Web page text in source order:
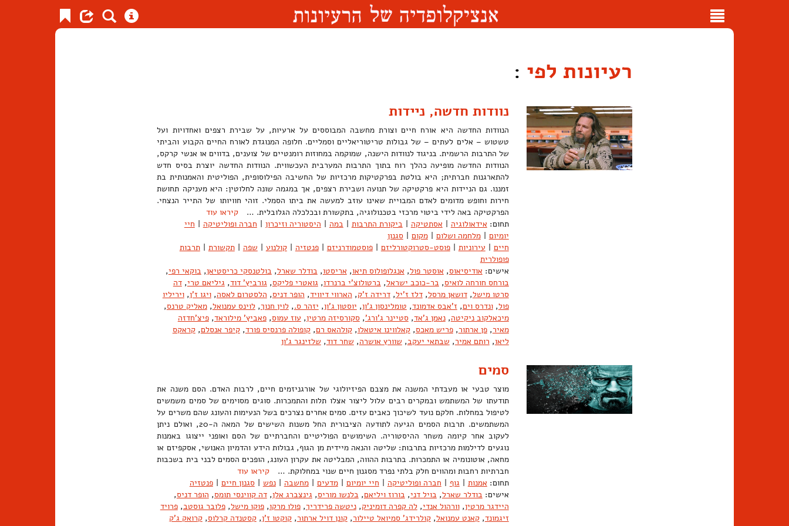
Toggle
רעיונות לפי :
נוודות חדשה, ניידות
הנוודות החדשה היא אורח חיים וצורת מחשבה המבוססים על ארעיות, על שבירת רצפים ואחדויות ועל
טשטוש – אלים לעתים – של גבולות טריטוריאליים וסמליים. חלופה המנוגדת לאורח החיים הקבוע והביתי
של התרבות הרשמית. בניגוד לנוודות הישנה, שמוקמה במחוזות רומנטיים של צוענים, בדווים או אנשי קרקס,
הנוודות החדשה מופיעה כהלך רוח בתוך התרבות המערבית העכשווית. הנוודות החדשה יוצרת בסיס חדש
להתארגנות חברתית; היא בולטת בפרקטיקות מרכזיות של החשיבה הפילוסופית, הפוליטית והאמנותית בת
זמננו. גם הניידות היא פרקטיקה של תנועה ושבירת רצפים, אך במגמה שונה לחלוטין: היא מעניקה תחושת
חירות וחופש מדומים לאדם המבויית שאינו עוזב למעשה את ביתו הסמלי. זוהי חוויותו של התייר הנצחי.
הפרקטיקה באה לידי ביטוי מרכזי בטכנולוגיה, בתקשורת ובכלכלה הגלובלית. …קיראו עוד
תחום: אידאולוגיה | אסתטיקה | ביקורת התרבות | במה | היסטוריה וזיכרון | חברה ופוליטיקה | חיי
יומיום | מלחמה ושלום | מקום | סגנון
חיים | עירוניות | פוסט-סטרוקטורליזם | פוסטמודרניזם | פנטזיה | קולנוע | שפה | תקשורת | תרבות
פופולרית
אישים: אודיסיאוס, אוסטר פול, אנגלופולוס תיאו, אריסטו,בודלר שארל,בולטנסקי כריסטיאן,בוקאי רפי,
בורחס חורחה לואיס,בר-כוכב ישראל,ברטולוצ'י ברנרדו, גואטרי פליקס, גורביץ' דוד, גיליאם טרי,דה
סרטו מישל,דושאן מרסל,דלז ז'יל,דרידה ז'ק, הארווי דיוויד, הופר דניס, הלסטרום לאסה,ויגו ז'ן,ויריליו
פול,ונדרס וים,ז'אבס אדמונד, טומלינסון ג'ון, יוסטון ג'ון, יזהר ס.,לוין חנוך,לוינס עמנואל,מאליק טרנס,
מיכאלקוב ניקיטה,נאמן ג'אד,סטיינר ג'ורג',סקורסיזה מרטין,עוז עמוס,פאביץ' מילוראד,פיצ'חדזה
מאיר,פן ארתור,פריש מאכס,קאלווינו איטאלו,קולהאס רם,קופולה פרנסיס פורד,קיפר אנסלם,קראקס
ליאו, רותם אמיר, שבתאי יעקב, שוורץ אושרה, שחר דוד, שלזינגר ג'ון
סמים
מוצר טבעי או מעבדתי המשנה את מצבם הפיזיולוגי של אורגניזמים חיים, לרבות האדם. הסם משנה את
תודעתו של המשתמש ובמקרים רבים עלול ליצור אצלו תלות והתמכרות. סוגים מסוימים של סמים משמשים
לטיפול במחלות. חלקם נועד לשיכוך כאבים עזים. סמים אחרים נצרכים בשל הנעימות והעונג שהם משרים על
המשתמשים. תרבות הסמים הגיעה לתודעה הציבורית החל משנות השישים של המאה ה-20, ואולם ניתן
לעקוב אחר קיומה משחר ההיסטוריה. השימושים הפוליטיים והחברתיים של הסם ואופני ייצוגו באמנות
נוגעים לדילמות מרכזיות בתרבות: שליטה והנאה מיידית מן הגוף, גבולות הידע והדמיון האנושי, אסקפיזם או
מחאה, אוטונומיה או התמכרות. בתרבות ההווה, המבליטה את עקרון העונג, הופכים הסמים לבני בית בשכבות
חברתיות רחבות ומהווים חלק בלתי נפרד מסגנון חיים שנוי במחלוקת. …קיראו עוד
תחום: אמנות | גוף | חברה ופוליטיקה | חיי יומיום | מדעים | מחשבה | נפש | סגנון חיים | פנטזיה
אישים:בודלר שארל,בויל דני,בורוז ויליאם,בלנשו מוריס, גינצברג אלן,דה קווינסי תומס, הופר דניס,
היידגר מרטין,וורהול אנדי,לה קפרה דומיניק,ניטשה פרידריך,פולו מרקו,פוקו מישל,פלובר גוסטב,פרויד
זיגמונד,קאנט עמנואל,קולרידג' סמיואל טיילור,קונן דויל ארתור,קוקטו ז'ן,קסטנדה קרלוס,קרואק ג'ק